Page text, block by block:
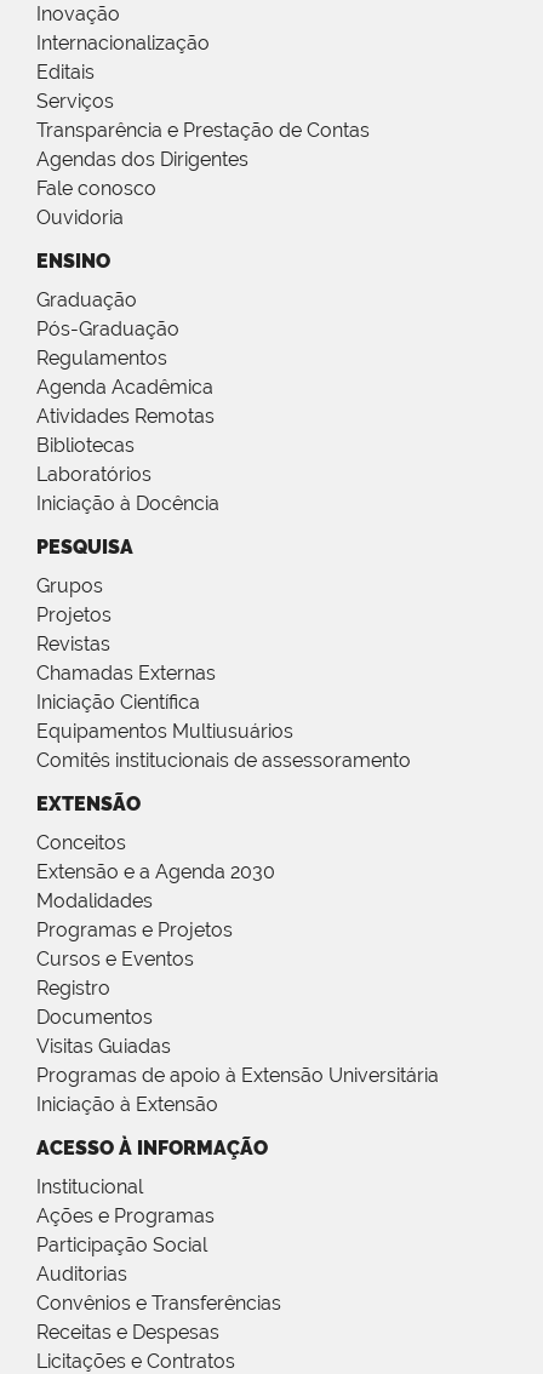
Inovação
Internacionalização
Editais
Serviços
Transparência e Prestação de Contas
Agendas dos Dirigentes
Fale conosco
Ouvidoria
ENSINO
Graduação
Pós-Graduação
Regulamentos
Agenda Acadêmica
Atividades Remotas
Bibliotecas
Laboratórios
Iniciação à Docência
PESQUISA
Grupos
Projetos
Revistas
Chamadas Externas
Iniciação Científica
Equipamentos Multiusuários
Comitês institucionais de assessoramento
EXTENSÃO
Conceitos
Extensão e a Agenda 2030
Modalidades
Programas e Projetos
Cursos e Eventos
Registro
Documentos
Visitas Guiadas
Programas de apoio à Extensão Universitária
Iniciação à Extensão
ACESSO À INFORMAÇÃO
Institucional
Ações e Programas
Participação Social
Auditorias
Convênios e Transferências
Receitas e Despesas
Licitações e Contratos